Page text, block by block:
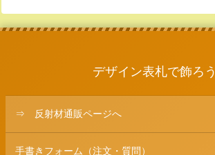
デザイン表札で飾ろう
⇒ 反射材通販ページへ
手書きフォーム（注文・質問）